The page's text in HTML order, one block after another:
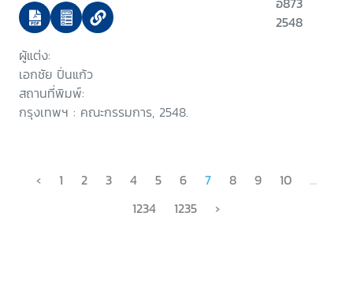
ผู้แต่ง:
เอกชัย ปิ่นแก้ว
สถานที่พิมพ์:
กรุงเทพฯ : คณะกรรมการ, 2548.
2548
‹ 1 2 3 4 5 6 7 8 9 10
...
1234
1235 ›